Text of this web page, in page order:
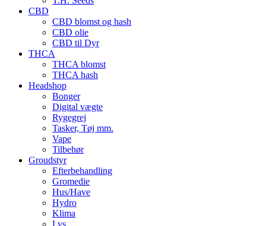
CBD
CBD blomst og hash
CBD olie
CBD til Dyr
THCA
THCA blomst
THCA hash
Headshop
Bonger
Digital vægte
Rygegrej
Tasker, Tøj mm.
Vape
Tilbehør
Groudstyr
Efterbehandling
Gromedie
Hus/Have
Hydro
Klima
Lys